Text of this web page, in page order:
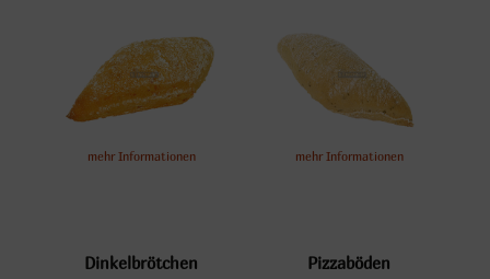
mehr Informationen mehr Informationen
Dinkelbrötchen Pizzaböden